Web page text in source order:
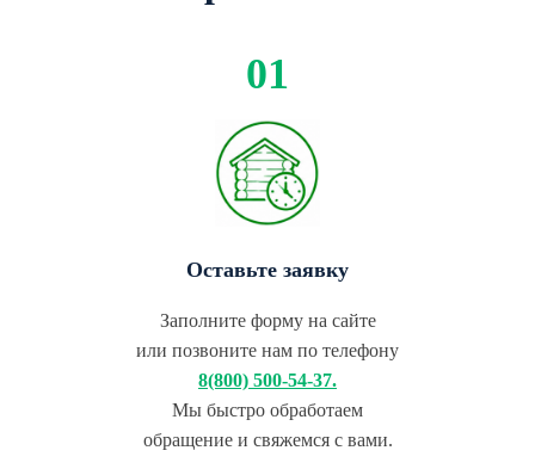
Оставьте заявку
Заполните форму на сайте
или позвоните нам по телефону
8(800) 500-54-37.
Мы быстро обработаем
обращение и свяжемся с вами.